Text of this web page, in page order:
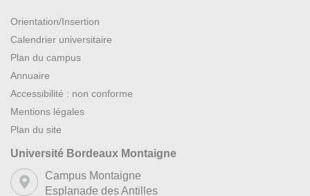
Orientation/Insertion
Calendrier universitaire
Plan du campus
Annuaire
Accessibilité : non conforme
Mentions légales
Plan du site
Université Bordeaux Montaigne
Campus Montaigne
Esplanade des Antilles